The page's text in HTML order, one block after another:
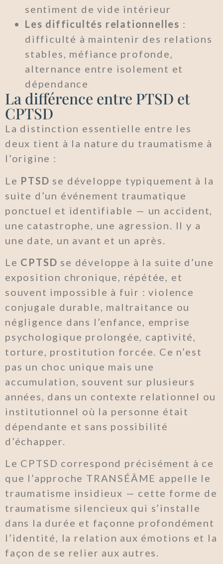
sentiment de vide intérieur
Les difficultés relationnelles :
difficulté à maintenir des relations
stables, méfiance profonde,
alternance entre isolement et
dépendance
La différence entre PTSD et
CPTSD
La distinction essentielle entre les
deux tient à la nature du traumatisme à
l’origine :
Le PTSD se développe typiquement à la
suite d’un événement traumatique
ponctuel et identifiable — un accident,
une catastrophe, une agression. Il y a
une date, un avant et un après.
Le CPTSD se développe à la suite d’une
exposition chronique, répétée, et
souvent impossible à fuir : violence
conjugale durable, maltraitance ou
négligence dans l’enfance, emprise
psychologique prolongée, captivité,
torture, prostitution forcée. Ce n’est
pas un choc unique mais une
accumulation, souvent sur plusieurs
années, dans un contexte relationnel ou
institutionnel où la personne était
dépendante et sans possibilité
d’échapper.
Le CPTSD correspond précisément à ce
que l’approche TRANSÉÂME appelle le
traumatisme insidieux — cette forme de
traumatisme silencieux qui s’installe
dans la durée et façonne profondément
l’identité, la relation aux émotions et la
façon de se relier aux autres.